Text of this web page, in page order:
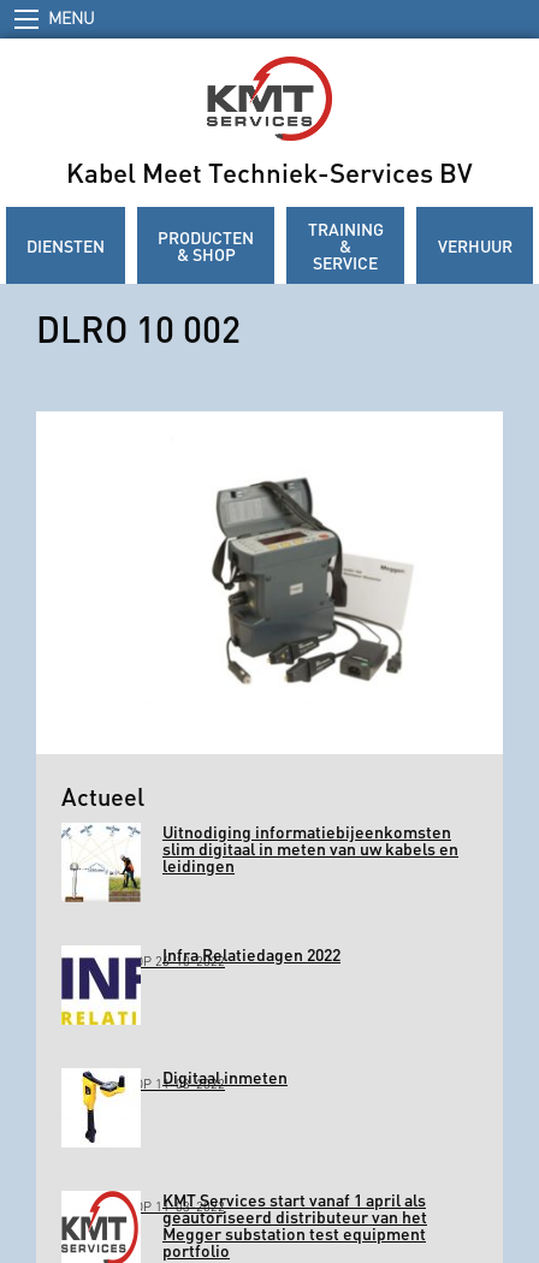
MENU
Kabel Meet Techniek-Services BV
DIENSTEN PRODUCTEN
& SHOP
TRAINING
&
SERVICE
VERHUUR
DLRO 10 002
Actueel
Uitnodiging informatiebijeenkomsten
slim digitaal in meten van uw kabels en
leidingen
GEPLAATST OP 26-10-2022Infra Relatiedagen 2022
GEPLAATST OP 11-03-2022Digitaal inmeten
GEPLAATST OP 11-03-2022KMT Services start vanaf 1 april als
geautoriseerd distributeur van het
Megger substation test equipment
portfolio